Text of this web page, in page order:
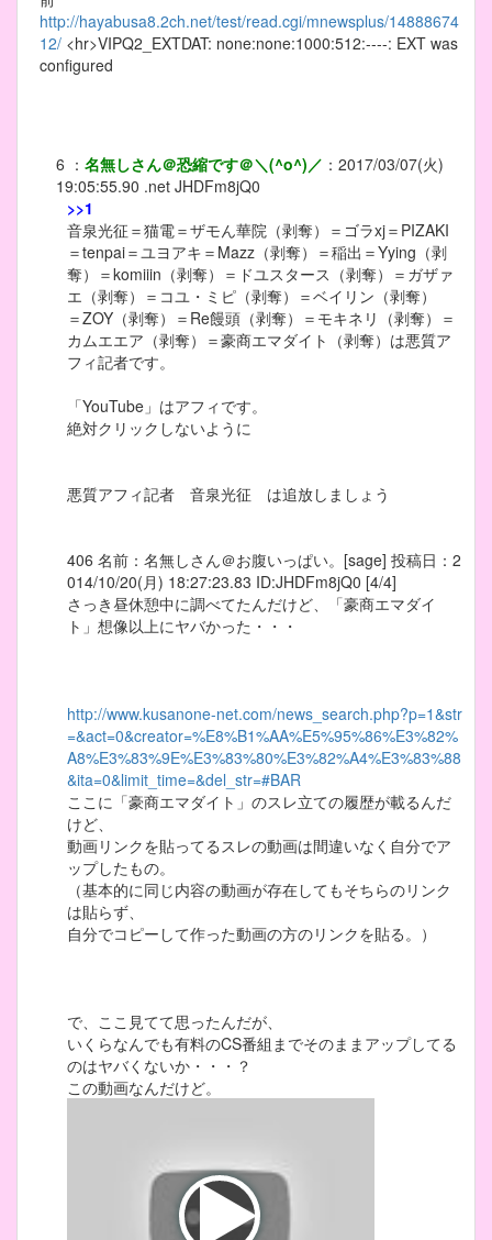
http://hayabusa8.2ch.net/test/read.cgi/mnewsplus/14888674
12/ <hr>VIPQ2_EXTDAT: none:none:1000:512:----: EXT was
configured
6 ： 名無しさん＠恐縮です＠＼(^o^)／ ： 2017/03/07(火)
19:05:55.90 .net JHDFm8jQ0
>>1
音泉光征＝猫電＝ザモん華院（剥奪）＝ゴラxj＝PIZAKI
＝tenpai＝ユヨアキ＝Mazz（剥奪）＝稲出＝Yying（剥
奪）＝komiiin（剥奪）＝ドユスタース（剥奪）＝ガザァ
エ（剥奪）＝コユ・ミピ（剥奪）＝ベイリン（剥奪）
＝ZOY（剥奪）＝Re饅頭（剥奪）＝モキネリ（剥奪）＝
カムエエア（剥奪）＝豪商エマダイト（剥奪）は悪質ア
フィ記者です。
「YouTube」はアフィです。
絶対クリックしないように
悪質アフィ記者 音泉光征 は追放しましょう
406 名前：名無しさん＠お腹いっぱい。[sage] 投稿日：2
014/10/20(月) 18:27:23.83 ID:JHDFm8jQ0 [4/4]
さっき昼休憩中に調べてたんだけど、「豪商エマダイ
ト」想像以上にヤバかった・・・
http://www.kusanone-net.com/news_search.php?p=1&str
=&act=0&creator=%E8%B1%AA%E5%95%86%E3%82%
A8%E3%83%9E%E3%83%80%E3%82%A4%E3%83%88
&ita=0&limit_time=&del_str=#BAR
ここに「豪商エマダイト」のスレ立ての履歴が載るんだ
けど、
動画リンクを貼ってるスレの動画は間違いなく自分でア
ップしたもの。
（基本的に同じ内容の動画が存在してもそちらのリンク
は貼らず、
自分でコピーして作った動画の方のリンクを貼る。）
で、ここ見てて思ったんだが、
いくらなんでも有料のCS番組までそのままアップしてる
のはヤバくないか・・・？
この動画なんだけど。